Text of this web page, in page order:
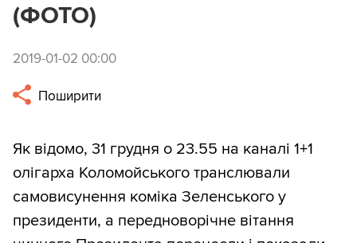
(ФОТО)
2019-01-02 00:00
Поширити
Як відомо, 31 грудня о 23.55 на каналі 1+1
олігарха Коломойського транслювали
самовисунення коміка Зеленського у
президенти, а передноворічне вітання